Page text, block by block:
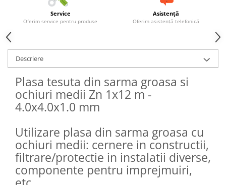
Tocatoare agricole
Articole electrice
Prelungitoare
Sigurante electrice
Surse de iluminat
Plafoniere
Scule pentru construcții
Ciocane rotopercutoare
Plase gard
Plasa sarma galvanizata zincata
Plasa sarma rabit
Service
Oferim service pentru produse
Asistență
Oferim asistență telefonică
Descriere
Plasa tesuta din sarma groasa si
ochiuri medii Zn 1x12 m -
4.0x4.0x1.0 mm
Utilizare plasa din sarma groasa cu
ochiuri medii: cernere in constructii,
filtrare/protectie in instalatii diverse,
componente pentru imprejmuiri,